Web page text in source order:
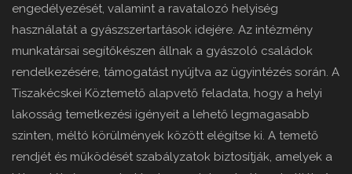
engedélyezését, valamint a ravatalozó helyiség
használatát a gyászszertartások idejére. Az intézmény
munkatársai segítőkészen állnak a gyászoló családok
rendelkezésére, támogatást nyújtva az ügyintézés során. A
Tiszakécskei Köztemető alapvető feladata, hogy a helyi
lakosság temetkezési igényeit a lehető legmagasabb
szinten, méltó körülmények között elégítse ki. A temető
rendjét és működését szabályzatok biztosítják, amelyek a